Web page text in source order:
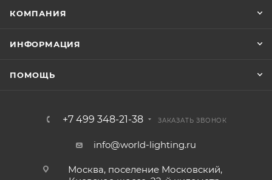
КОМПАНИЯ
ИНФОРМАЦИЯ
ПОМОЩЬ
+7 499 348-21-38 ЗАКАЗАТЬ ЗВОНОК
info@world-lighting.ru
Москва, поселение Московский,